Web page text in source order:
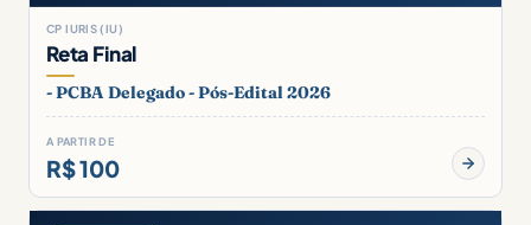
CP IURIS (IU)
Reta Final
- PCBA Delegado - Pós-Edital 2026
A PARTIR DE
R$ 100